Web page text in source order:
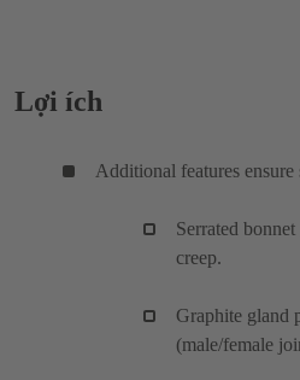
Lợi ích
Additional features ensure
Serrated
creep.
Graphite gland
(male/female